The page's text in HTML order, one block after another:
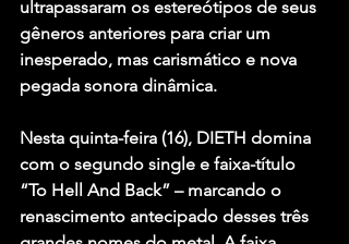
ultrapassaram os estereótipos de seus
gêneros anteriores para criar um
inesperado, mas carismático e nova
pegada sonora dinâmica.
Nesta quinta-feira (16), DIETH domina
com o segundo single e faixa-título
“To Hell And Back” – marcando o
renascimento antecipado desses três